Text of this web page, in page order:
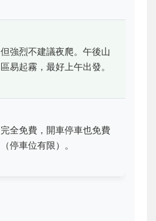
但強烈不建議夜爬。午後山
區易起霧，最好上午出發。
完全免費，開車停車也免費
（停車位有限）。